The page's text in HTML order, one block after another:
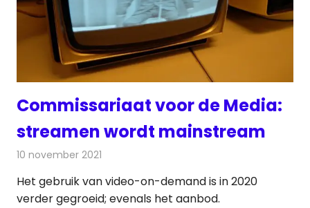
Commissariaat voor de Media:
streamen wordt mainstream
10 november 2021
Het gebruik van video-on-demand is in 2020
verder gegroeid; evenals het aanbod.